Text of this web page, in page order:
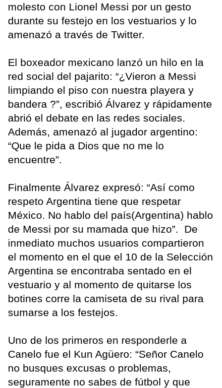
molesto con Lionel Messi por un gesto
durante su festejo en los vestuarios y lo
amenazó a través de Twitter.
El boxeador mexicano lanzó un hilo en la
red social del pajarito: “¿Vieron a Messi
limpiando el piso con nuestra playera y
bandera ?”, escribió Álvarez y rápidamente
abrió el debate en las redes sociales.
Además, amenazó al jugador argentino:
“Que le pida a Dios que no me lo
encuentre”.
Finalmente Álvarez expresó: “Así como
respeto Argentina tiene que respetar
México. No hablo del país(Argentina) hablo
de Messi por su mamada que hizo”. De
inmediato muchos usuarios compartieron
el momento en el que el 10 de la Selección
Argentina se encontraba sentado en el
vestuario y al momento de quitarse los
botines corre la camiseta de su rival para
sumarse a los festejos.
Uno de los primeros en responderle a
Canelo fue el Kun Agüero: “Señor Canelo
no busques excusas o problemas,
seguramente no sabes de fútbol y que